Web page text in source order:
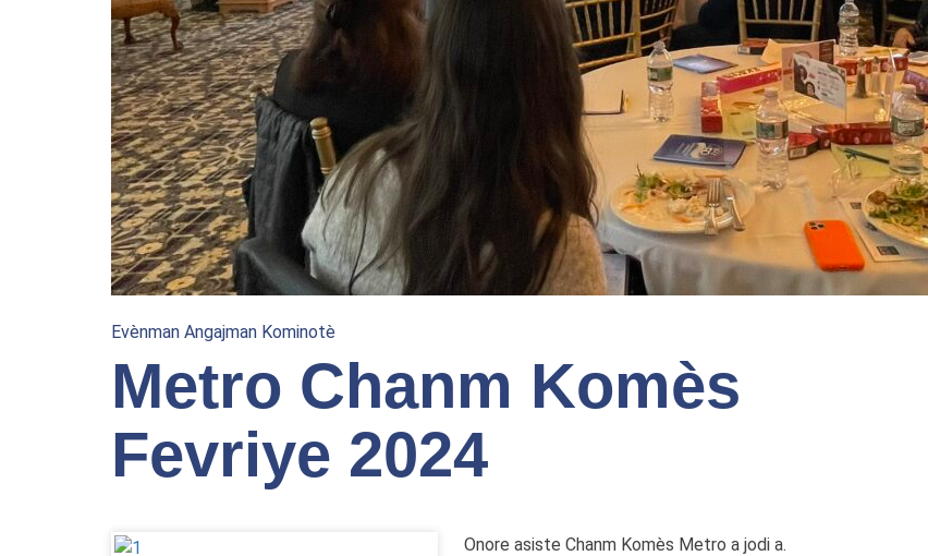
Evènman Angajman Kominotè
Metro Chanm Komès
Fevriye 2024
Onore asiste Chanm Komès Metro a jodi a.